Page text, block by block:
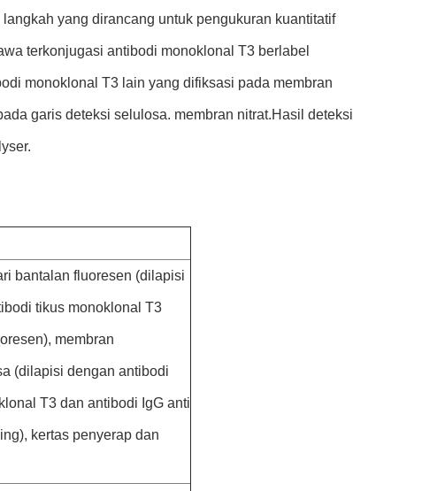
yang dirancang untuk pengukuran kuantitatif
terkonjugasi antibodi monoklonal T3 berlabel
monoklonal T3 lain yang difiksasi pada membran
garis deteksi selulosa. membran nitrat.Hasil deteksi
bantalan fluoresen (dilapisi
tikus monoklonal T3
membran
(dilapisi dengan antibodi
T3 dan antibodi IgG anti
kertas penyerap dan